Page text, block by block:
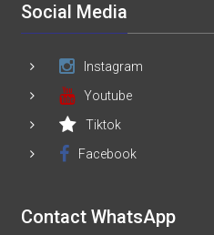
Social Media
Instagram
Youtube
Tiktok
Facebook
Contact WhatsApp